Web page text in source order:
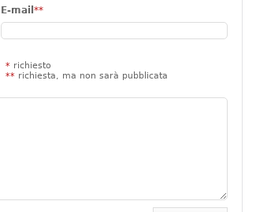
E-mail **
* richiesto
** richiesta, ma non sarà pubblicata